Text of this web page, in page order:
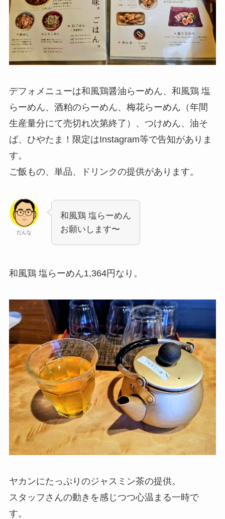
デフォメニューは和風鶏醤油らーめん、和風鶏 塩
らーめん、酒粕のらーめん、梅花らーめん（年間
生産量分にて売切れ次第終了）、つけめん、油そ
ば、ひやたま！限定はInstagram等で告知がありま
す。
ご飯もの、単品、ドリンクの提供があります。
だんな
和風鶏 塩らーめん
お願いします〜
和風鶏 塩らーめん1,364円なり。
ヤカンにたっぷりのジャスミン茶の提供。
スタッフさんの動きを感じつつ心温まる一時で
す。